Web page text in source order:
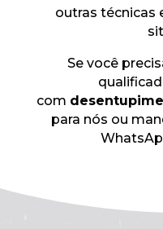
outras técnicas
Se você
com
para nós ou